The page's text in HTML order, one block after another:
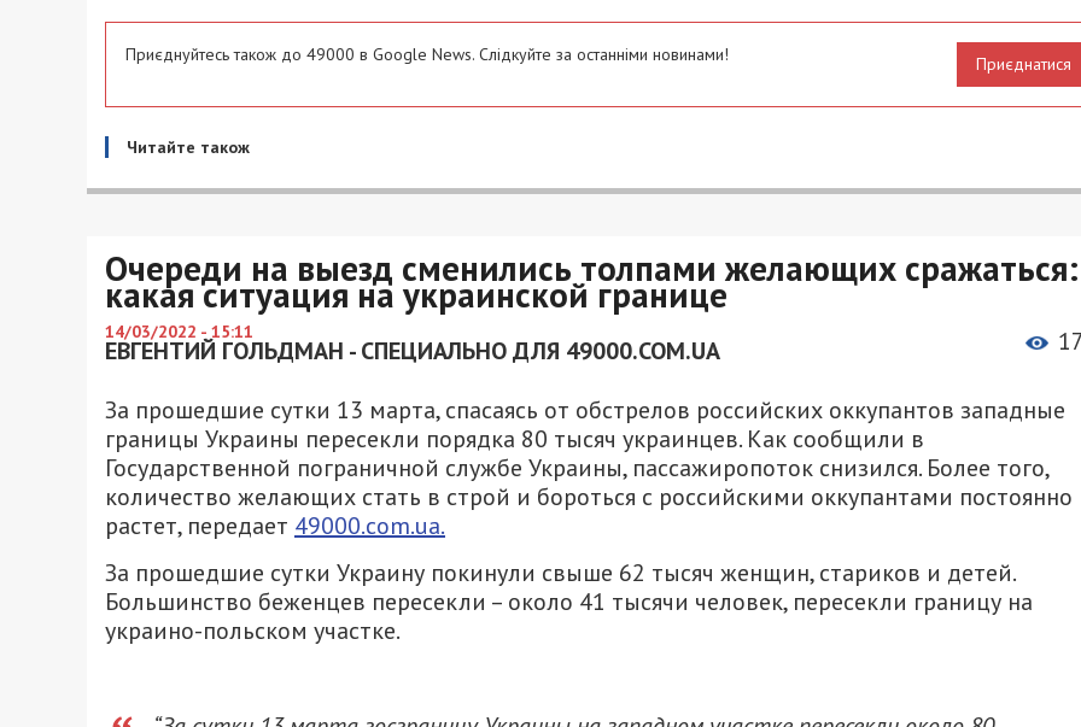
Приєднуйтесь також до 49000 в Google News. Слідкуйте за останніми новинами! Приєднатися
Читайте також
Очереди на выезд сменились толпами желающих сражаться:
какая ситуация на украинской границе
14/03/2022 - 15:11
ЕВГЕНТИЙ ГОЛЬДМАН - СПЕЦИАЛЬНО ДЛЯ 49000.COM.UA
За прошедшие сутки 13 марта, спасаясь от обстрелов российских оккупантов западные
границы Украины пересекли порядка 80 тысяч украинцев. Как сообщили в
Государственной пограничной службе Украины, пассажиропоток снизился. Более того,
количество желающих стать в строй и бороться с российскими оккупантами постоянно
растет, передает 49000.com.ua.
За прошедшие сутки Украину покинули свыше 62 тысяч женщин, стариков и детей.
Большинство беженцев пересекли – около 41 тысячи человек, пересекли границу на
украино-польском участке.